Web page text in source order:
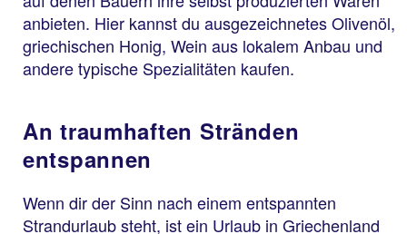
anbieten. Hier kannst du ausgezeichnetes Olivenöl,
griechischen Honig, Wein aus lokalem Anbau und
andere typische Spezialitäten kaufen.
An traumhaften Stränden
entspannen
Wenn dir der Sinn nach einem entspannten
Strandurlaub steht, ist ein Urlaub in Griechenland